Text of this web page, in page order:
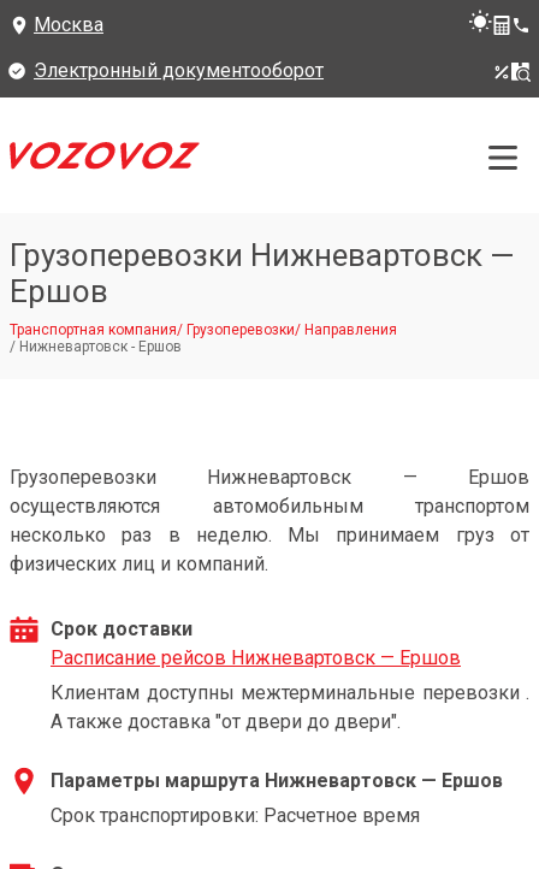
Москва
Электронный документооборот
Грузоперевозки Нижневартовск —
Ершов
Транспортная компания/ Грузоперевозки/ Направления
/ Нижневартовск - Ершов
Грузоперевозки Нижневартовск — Ершов
осуществляются автомобильным транспортом
несколько раз в неделю. Мы принимаем груз от
физических лиц и компаний.
Срок доставки
Расписание рейсов Нижневартовск — Ершов
Клиентам доступны межтерминальные перевозки .
А также доставка "от двери до двери".
Параметры маршрута Нижневартовск — Ершов
Срок транспортировки: Расчетное время